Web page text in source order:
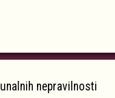
nepravilnosti